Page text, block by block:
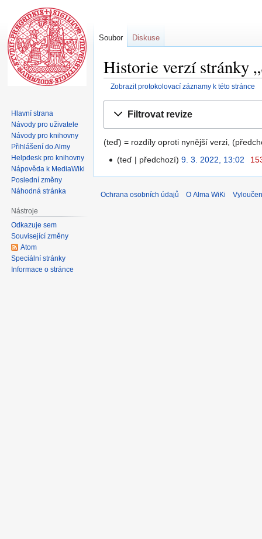
Historie verzí stránky
Zobrazit protokolovací záznamy k této stránce
Filtrovat revize
(teď) = rozdíly oproti nynější verzi,
teď
předchozí 9. 3. 2022, 13:02
Soubor Diskuse
Hlavní strana
Návody pro uživatele
Návody pro knihovny
Přihlášení do Almy
Helpdesk pro knihovny
Nápověda k MediaWiki
Poslední změny
Náhodná stránka
Nástroje
Odkazuje sem
Související změny
Atom
Speciální stránky
Informace o stránce
Ochrana osobních údajů O Alma WiKi